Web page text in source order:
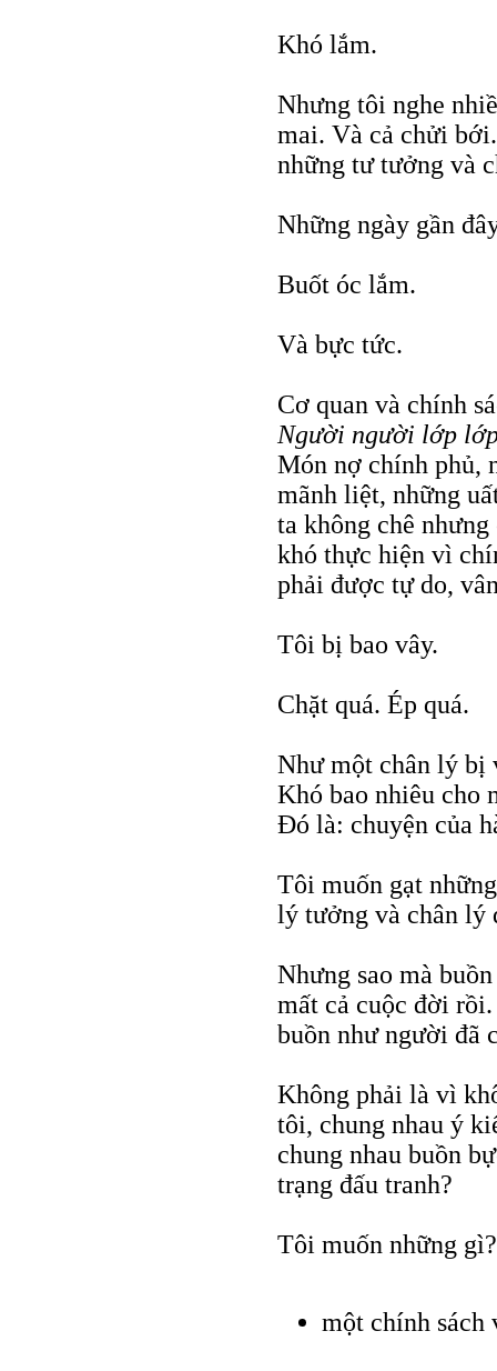
Khó lắm.
Nhưng tôi nghe
mai. Và cả chửi
những tư tưởng và
Những ngày gần
Buốt óc lắm.
Và bực tức.
Cơ quan và chính
Người người lớp
Món nợ chính phủ,
mãnh liệt, những
ta không chê
khó thực hiện vì
phải được tự do,
Tôi bị bao vây.
Chặt quá. Ép quá.
Như một chân lý bị
Khó bao nhiêu cho
Ðó là: chuyện của
Tôi muốn gạt
lý tưởng và chân lý
Nhưng sao mà
mất cả cuộc đời
buồn như người đã
Không phải là vì
tôi, chung nhau ý
chung nhau buồn
trạng đấu tranh?
Tôi muốn những gì?
một chính sách